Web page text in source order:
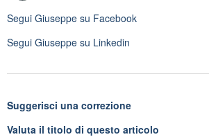
Segui Giuseppe su Facebook
Segui Giuseppe su Linkedin
Suggerisci una correzione
Valuta il titolo di questo articolo